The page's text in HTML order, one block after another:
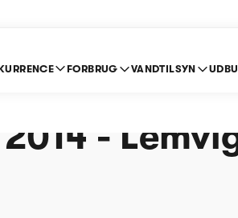
FORBRUG VANDTILSYN
-